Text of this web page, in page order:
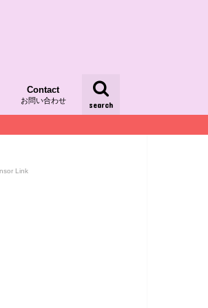
search
Contact
お問い合わせ
Link